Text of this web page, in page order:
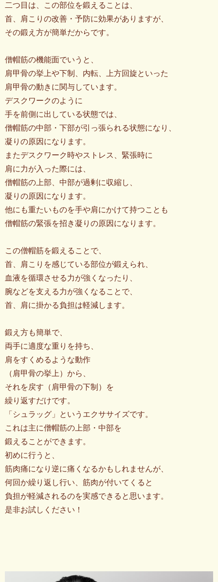
二つ目は、この部位を鍛えることは、
首、肩こりの改善・予防に効果がありますが、
その鍛え方が簡単だからです。
僧帽筋の機能面でいうと、
肩甲骨の挙上や下制、内転、上方回旋といった
肩甲骨の動きに関与しています。
デスクワークのように
手を前側に出している状態では、
僧帽筋の中部・下部が引っ張られる状態になり、
凝りの原因になります。
またデスクワーク時やストレス、緊張時に
肩に力が入った際には、
僧帽筋の上部、中部が過剰に収縮し、
凝りの原因になります。
他にも重たいものを手や肩にかけて持つことも
僧帽筋の緊張を招き凝りの原因になります。
この僧帽筋を鍛えることで、
首、肩こりを感じている部位が鍛えられ、
血液を循環させる力が強くなったり、
腕などを支える力が強くなることで、
首、肩に掛かる負担は軽減します。
鍛え方も簡単で、
両手に適度な重りを持ち、
肩をすくめるような動作
（肩甲骨の挙上）から、
それを戻す（肩甲骨の下制）を
繰り返すだけです。
「シュラッグ」というエクササイズです。
これは主に僧帽筋の上部・中部を
鍛えることができます。
初めに行うと、
筋肉痛になり逆に痛くなるかもしれませんが、
何回か繰り返し行い、筋肉が付いてくると
負担が軽減されるのを実感できると思います。
是非お試しください！